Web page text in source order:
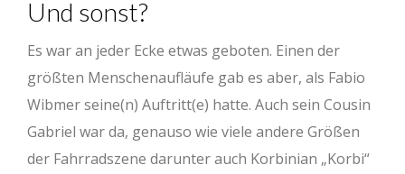
Und sonst?
Es war an jeder Ecke etwas geboten. Einen der
größten Menschenaufläufe gab es aber, als Fabio
Wibmer seine(n) Auftritt(e) hatte. Auch sein Cousin
Gabriel war da, genauso wie viele andere Größen
der Fahrradszene darunter auch Korbinian „Korbi“